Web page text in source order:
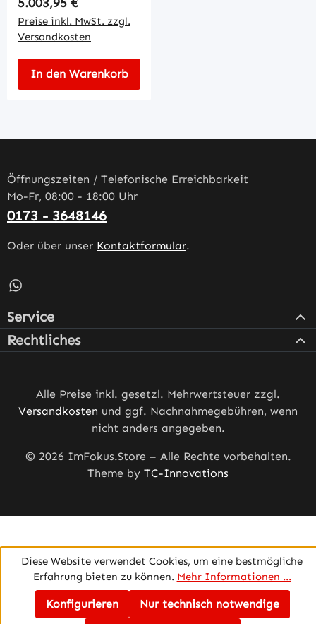
Preise inkl. MwSt. zzgl.
Versandkosten
In den Warenkorb
Öffnungszeiten / Telefonische Erreichbarkeit
Mo-Fr, 08:00 - 18:00 Uhr
0173 - 3648146
Oder über unser Kontaktformular.
Schreib uns auf WhatsApp – öffnet in neuem Tab
Service
Rechtliches
Alle Preise inkl. gesetzl. Mehrwertsteuer zzgl.
Versandkosten und ggf. Nachnahmegebühren, wenn
nicht anders angegeben.
© 2026 ImFokus.Store – Alle Rechte vorbehalten.
Theme by TC-Innovations
Diese Website verwendet Cookies, um eine bestmögliche
Erfahrung bieten zu können. Mehr Informationen ...
Nur technisch notwendige
Konfigurieren